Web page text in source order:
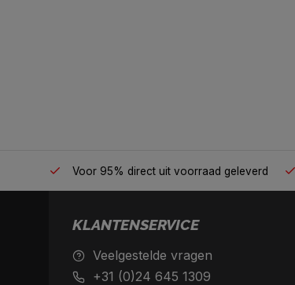
Voor 95% direct uit voorraad geleverd
KLANTENSERVICE
Veelgestelde vragen
+31 (0)24 645 1309